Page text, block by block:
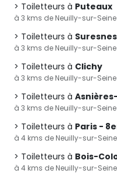
Toiletteurs à Puteaux
à 3 kms de Neuilly-sur-Seine
Toiletteurs à Suresnes
à 3 kms de Neuilly-sur-Seine
Toiletteurs à Clichy
à 3 kms de Neuilly-sur-Seine
Toiletteurs à
à 3 kms de Neuilly-sur-Seine
Toiletteurs à Paris -
à 4 kms de Neuilly-sur-Seine
Toiletteurs à Bois-
à 4 kms de Neuilly-sur-Seine